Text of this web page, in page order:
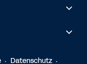
Datenschutz